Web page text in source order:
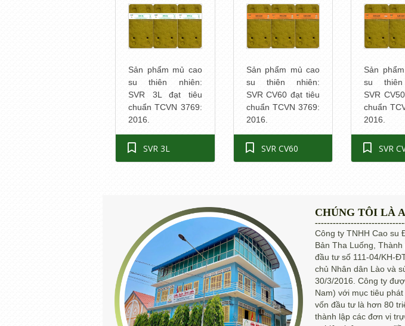
Sản phẩm mủ cao
su thiên nhiên:
SVR 3L đạt tiêu
chuẩn TCVN 3769:
2016.
SVR 3L
Sản phẩm mủ cao
su thiên nhiên:
SVR CV60 đạt tiêu
chuẩn TCVN 3769:
2016.
SVR CV60
Sản
su
SVR
chuẩn
2016.
SVR
CHÚNG TÔI LÀ
Công ty TNHH Cao su
Bản Tha Luống,
đầu tư số 111-04/KH-
chủ Nhân dân Lào và
30/3/2016. Công ty
Nam) với mục tiêu
vốn đầu tư là hơn 80
thành lập các đơn vị